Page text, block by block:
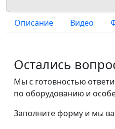
Описание Видео
Остались
Мы с готовностью
по оборудованию и
Заполните форму и мы